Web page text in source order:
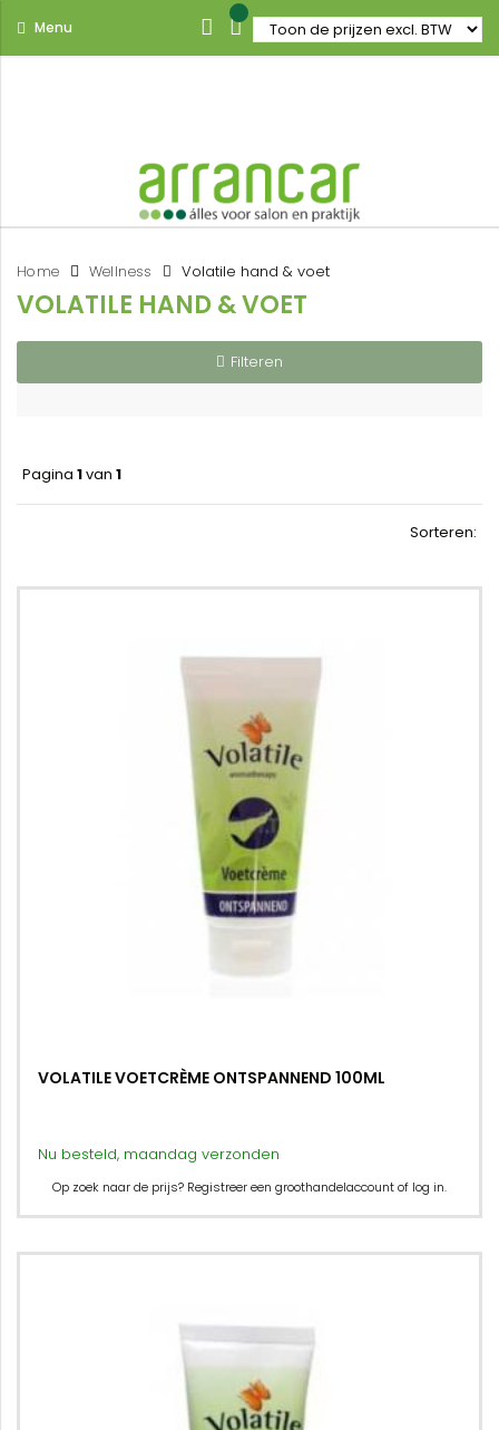
Menu
Home Wellness Volatile hand & voet
VOLATILE HAND & VOET
Filteren
Pagina 1van 1
Sorteren:
VOLATILE VOETCRÈME ONTSPANNEND 100ML
Nu besteld, maandag verzonden
Op zoek naar de prijs? Registreer een groothandelaccount of log in.